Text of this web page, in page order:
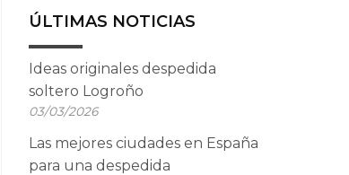
ÚLTIMAS NOTICIAS
Ideas originales despedida
soltero Logroño
03/03/2026
Las mejores ciudades en España
para una despedida